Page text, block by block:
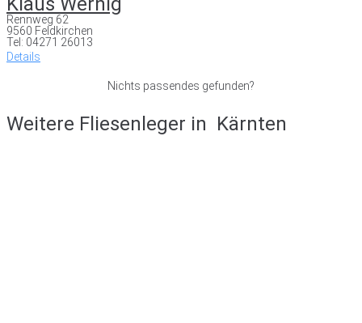
Rennweg 62
9560 Feldkirchen
Tel: 04271 26013
Details
Nichts passendes gefunden?
Weitere Fliesenleger in Kärnten